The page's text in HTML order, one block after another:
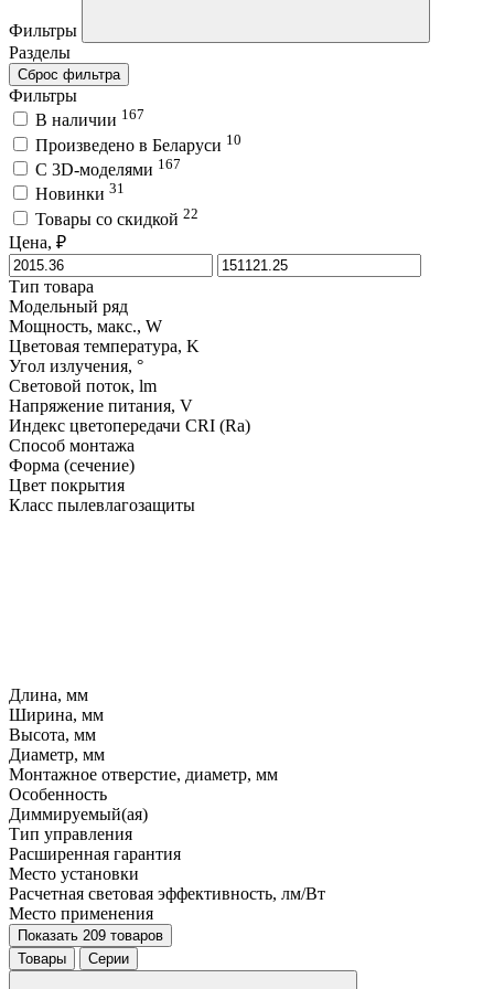
Фильтры
Разделы
Сброс фильтра
Фильтры
В наличии 167
Произведено в Беларуси 10
C 3D-моделями 167
Новинки 31
Товары со скидкой 22
Цена, ₽
Тип товара
Модельный ряд
Мощность, макс., W
Цветовая температура, K
Угол излучения, °
Световой поток, lm
Напряжение питания, V
Индекс цветопередачи CRI (Ra)
Способ монтажа
Форма (сечение)
Цвет покрытия
Класс пылевлагозащиты
Длина, мм
Ширина, мм
Высота, мм
Диаметр, мм
Монтажное отверстие, диаметр, мм
Особенность
Диммируемый(ая)
Тип управления
Расширенная гарантия
Место установки
Расчетная световая эффективность, лм/Вт
Место применения
Показать 209 товаров
Товары
Серии